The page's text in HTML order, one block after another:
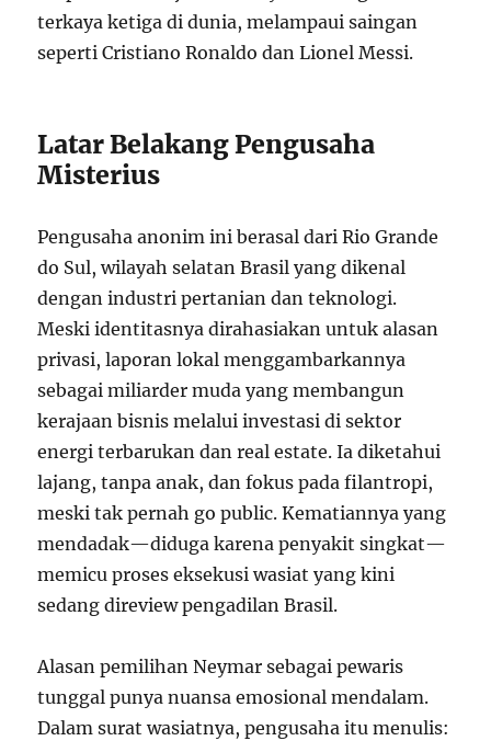
terkaya ketiga di dunia, melampaui saingan
seperti Cristiano Ronaldo dan Lionel Messi.
Latar Belakang Pengusaha
Misterius
Pengusaha anonim ini berasal dari Rio Grande
do Sul, wilayah selatan Brasil yang dikenal
dengan industri pertanian dan teknologi.
Meski identitasnya dirahasiakan untuk alasan
privasi, laporan lokal menggambarkannya
sebagai miliarder muda yang membangun
kerajaan bisnis melalui investasi di sektor
energi terbarukan dan real estate. Ia diketahui
lajang, tanpa anak, dan fokus pada filantropi,
meski tak pernah go public. Kematiannya yang
mendadak—diduga karena penyakit singkat—
memicu proses eksekusi wasiat yang kini
sedang direview pengadilan Brasil.
Alasan pemilihan Neymar sebagai pewaris
tunggal punya nuansa emosional mendalam.
Dalam surat wasiatnya, pengusaha itu menulis: